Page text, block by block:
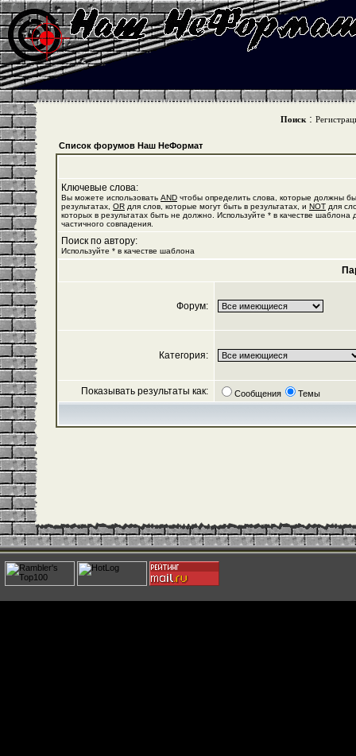
Поиск :
Список форумов Наш НеФормат
Ключевые слова:
Вы можете использовать AND чтобы определить слова, которые должны
результатах, OR для слов, которые могут быть в результатах, и NOT для
которых в результатах быть не должно. Используйте * в качестве шаблона
частичного совпадения.
Поиск по автору:
Используйте * в качестве шаблона
Форум:
Категория:
Показывать результаты как: Сообщения Темы